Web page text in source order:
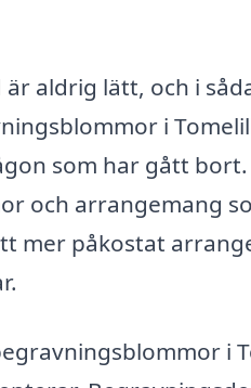
aldrig lätt, och i
i
som har gått
och arrangemang
mer påkostat
i